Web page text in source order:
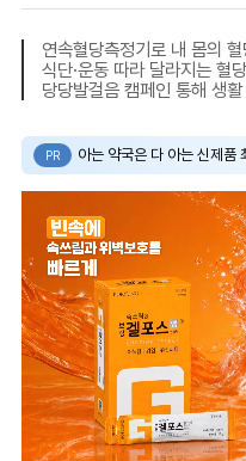
연속혈당측정기로 내 몸의
식단·운동 따라 달라지는 혈
당당발걸음 캠페인 통해 생
PR 아는 약국은 다 아는 신제품